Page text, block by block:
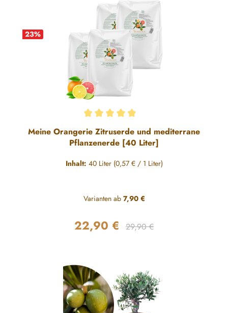
23%
Durchschnittliche Bewertung von 5 von 5 Sternen
Meine Orangerie Zitruserde und mediterrane
Pflanzenerde [40 Liter]
Inhalt: 40 Liter (0,57 € / 1 Liter)
Varianten ab7,90 €
Verkaufspreis:
22,90 € Regulärer Preis:
29,90 €